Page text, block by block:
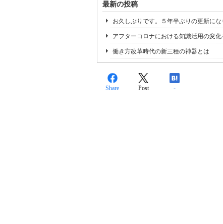
最新の投稿
お久しぶりです。５年半ぶりの更新に
アフターコロナにおける知識活用の変化
働き方改革時代の新三種の神器とは
Share Post -